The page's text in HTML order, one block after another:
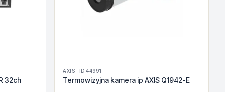
32ch
AXIS · ID 44991
Termowizyjna kamera ip AXIS Q1942-E